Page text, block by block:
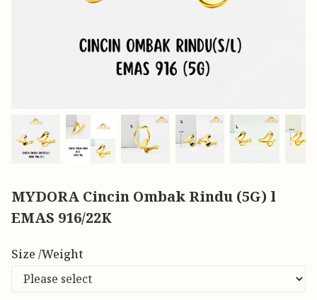
MYDORA Cincin Ombak Rindu (5G) l
EMAS 916/22K
Size /Weight